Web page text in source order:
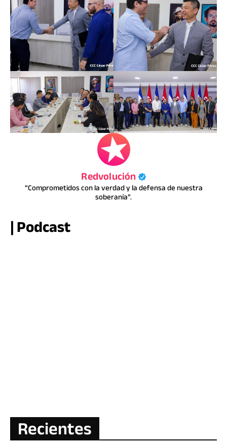
Redvolución
“Comprometidos con la verdad y la defensa de nuestra
soberanía”.
| Podcast
Recientes